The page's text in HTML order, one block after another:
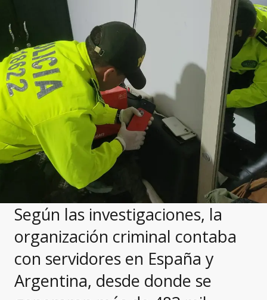
Según las investigaciones, la
organización criminal contaba
con servidores en España y
Argentina, desde donde se